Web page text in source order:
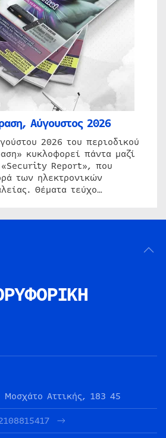
Αύγουστος 2026
2026 του περιοδικού
κυκλοφορεί πάντα μαζί
«Security Report», που
των ηλεκτρονικών
Θέματα τεύχο…
Αττικής, 183 45